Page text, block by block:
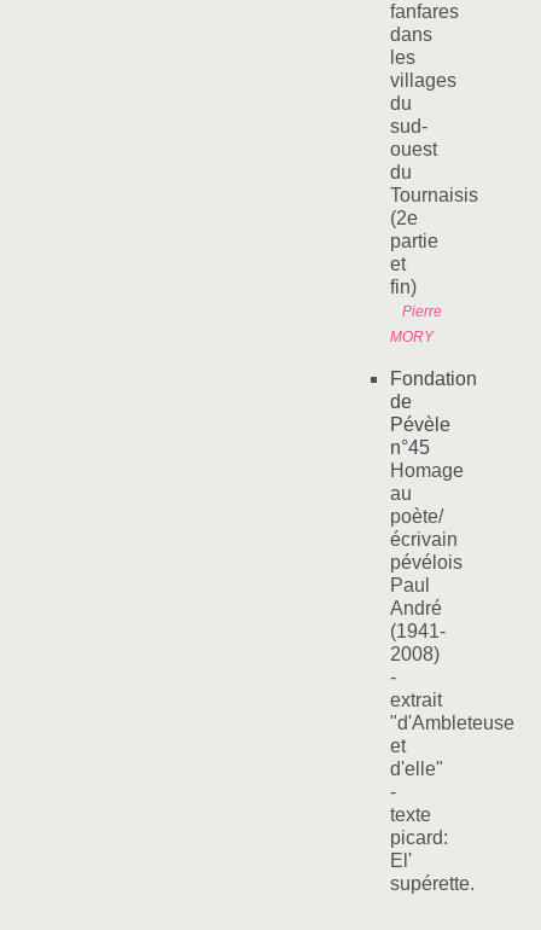
fanfares
dans
les
villages
du
sud-
ouest
du
Tournaisis
(2e
partie
et
fin)
Pierre
MORY
Fondation
de
Pévèle
n°45
Homage
au
poète/
écrivain
pévélois
Paul
André
(1941-
2008)
-
extrait
"d'Ambleteuse
et
d'elle"
-
texte
picard:
El'
supérette.